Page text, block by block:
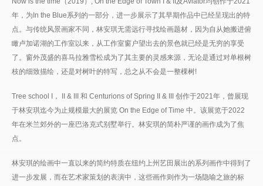
年，为In the Blue系列的一部分，进一步展示了其早期作品中已经呈现出的特
点。与传统风景画家不同，林安琪无需远行寻找绘画题材，因为自从她搬进俯
瞰卢加诺湖的工作室以来，从工作室窗户望出去的景色就已经是无穷的享受
了。窗外茂盛的喜马拉雅雪松成为了其主要的灵感来源，无论是通过对单根树
枝的细致描绘，还是对树叶的特写，总之从不会是一整棵树!
Tree school I， II & III 和 Centurions of Spring II & III 创作于2021年，曾展现
于林安琪迄今为止规模最大的展览 On the Edge of Time 中。该展览于2022
年在米兰郊外的一座巴洛克式别墅举行。林安琪的简朴严谨的画作成为了焦
点。
林安琪的绘画中一直以来的简约特质在纽约上州艺田展出的系列画作中得到了
进一步发展，而在艺术家策划的表演中，这些画作则作为一场隐喻之旅的标